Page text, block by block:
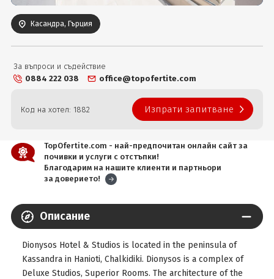
Касандра, Гърция
За въпроси и съдействие
0884 222 038
office@topofertite.com
Код на хотел: 1882 Изпрати запитване
TopOfertite.com - най-предпочитан онлайн сайт за
почивки и услуги с отстъпки!
Благодарим на нашите клиенти и партньори
за доверието!
Описание
Dionysos Hotel & Studios is located in the peninsula of
Kassandra in Hanioti, Chalkidiki. Dionysos is a complex of
Deluxe Studios, Superior Rooms. The architecture of the